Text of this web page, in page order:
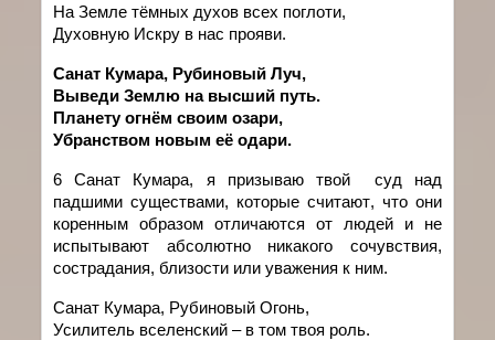
На Земле тёмных духов всех поглоти,
Духовную Искру в нас прояви.
Санат Кумара, Рубиновый Луч,
Выведи Землю на высший путь.
Планету огнём своим озари,
Убранством новым её одари.
6Санат Кумара, я призываю твой
суд над
падшими существами, которые считают, что они
коренным
образом отличаются от людей и
не
испытывают абсолютно никакого сочувствия,
сострадания, близости или уважения к ним.
Санат Кумара, Рубиновый Огонь,
Усилитель вселенский – в том твоя роль.